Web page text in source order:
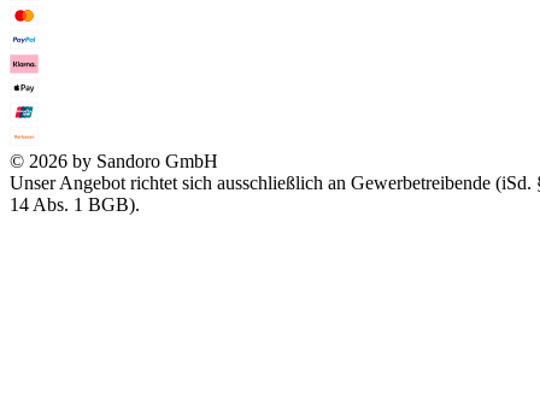
© 2026 by Sandoro GmbH
Unser Angebot richtet sich ausschließlich an Gewerbetreibende (iSd.
14 Abs. 1 BGB).